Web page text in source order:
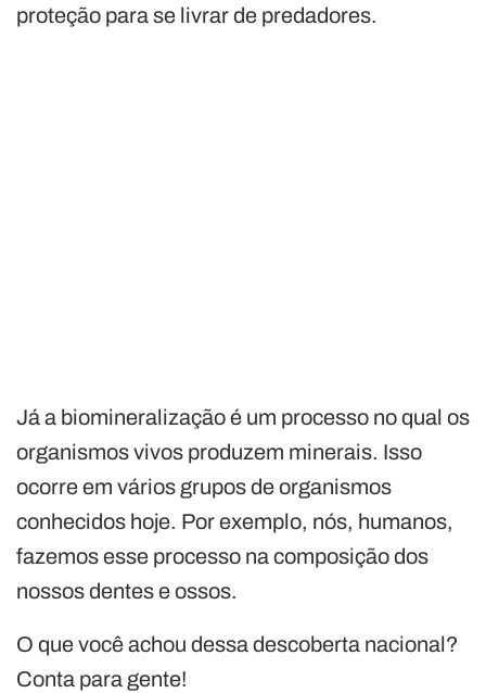
proteção para se livrar de predadores.
Já a biomineralização é um processo no qual os
organismos vivos produzem minerais. Isso
ocorre em vários grupos de organismos
conhecidos hoje. Por exemplo, nós, humanos,
fazemos esse processo na composição dos
nossos dentes e ossos.
O que você achou dessa descoberta nacional?
Conta para gente!